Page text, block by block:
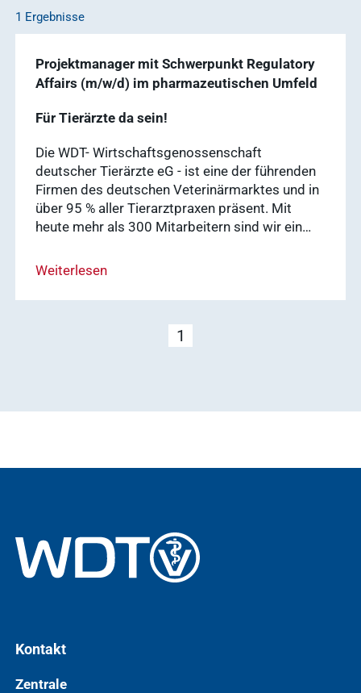
1 Ergebnisse
Projektmanager mit Schwerpunkt Regulatory
Affairs (m/w/d) im pharmazeutischen Umfeld
Für Tierärzte da sein!
Die WDT- Wirtschaftsgenossenschaft
deutscher Tierärzte eG - ist eine der führenden
Firmen des deutschen Veterinärmarktes und in
über 95 % aller Tierarztpraxen präsent. Mit
heute mehr als 300 Mitarbeitern sind wir ein…
Weiterlesen
1
Kontakt
Zentrale